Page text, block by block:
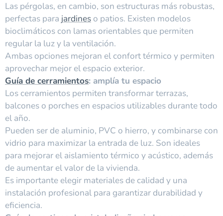
Las pérgolas, en cambio, son estructuras más robustas,
perfectas para jardines o patios. Existen modelos
bioclimáticos con lamas orientables que permiten
regular la luz y la ventilación.
Ambas opciones mejoran el confort térmico y permiten
aprovechar mejor el espacio exterior.
Guía de cerramientos: amplía tu espacio
Los cerramientos permiten transformar terrazas,
balcones o porches en espacios utilizables durante todo
el año.
Pueden ser de aluminio, PVC o hierro, y combinarse con
vidrio para maximizar la entrada de luz. Son ideales
para mejorar el aislamiento térmico y acústico, además
de aumentar el valor de la vivienda.
Es importante elegir materiales de calidad y una
instalación profesional para garantizar durabilidad y
eficiencia.